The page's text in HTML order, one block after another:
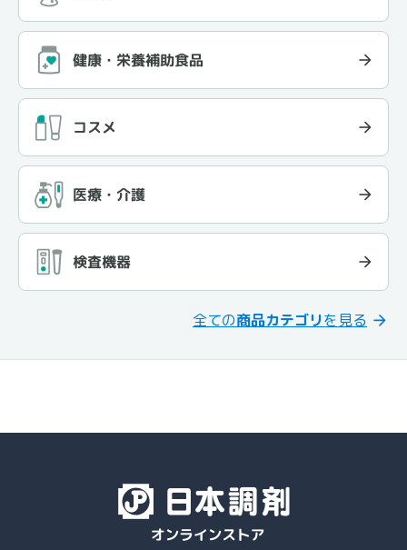
健康・栄養補助食品
コスメ
医療・介護
検査機器
全ての商品カテゴリを見る